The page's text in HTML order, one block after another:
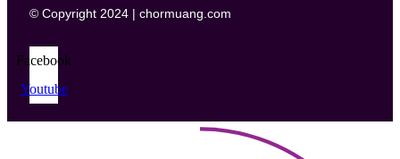
© Copyright 2024 | chormuang.com
Facebook
Youtube